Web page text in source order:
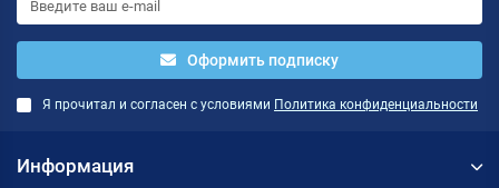
Оформить подписку
Я прочитал и согласен с условиями Политика конфиденциальности
Информация